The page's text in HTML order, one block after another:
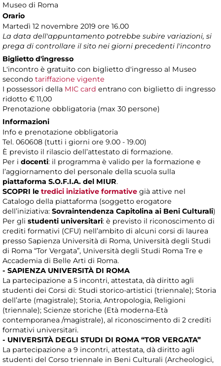
Museo di Roma
Orario
Martedì 12 novembre 2019 ore 16.00
La data dell'appuntamento potrebbe subire variazioni, si
prega di controllare il sito nei giorni precedenti l'incontro
Biglietto d'ingresso
L'incontro è gratuito con biglietto d'ingresso al Museo
secondo tariffazione vigente
I possessori della MIC card entrano con biglietto di ingresso
ridotto € 11,00
Prenotazione obbligatoria (max 30 persone)
Informazioni
Info e prenotazione obbligatoria
Tel. 060608 (tutti i giorni ore 9.00 - 19.00)
È previsto il rilascio dell’attestato di formazione.
Per i docenti: il programma è valido per la formazione e
l’aggiornamento del personale della scuola sulla
piattaforma S.O.F.I.A. del MIUR.
SCOPRI le tredici iniziative formative già attive nel
Catalogo della piattaforma (soggetto erogatore
dell’iniziativa: Sovraintendenza Capitolina ai Beni Culturali)
Per gli studenti universitari: è previsto il riconoscimento di
crediti formativi (CFU) nell’ambito di alcuni corsi di laurea
presso Sapienza Università di Roma, Università degli Studi
di Roma “Tor Vergata”, Università degli Studi Roma Tre e
Accademia di Belle Arti di Roma.
- SAPIENZA UNIVERSITÀ DI ROMA
La partecipazione a 5 incontri, attestata, dà diritto agli
studenti dei Corsi di: Studi storico-artistici (triennale); Storia
dell’arte (magistrale); Storia, Antropologia, Religioni
(triennale); Scienze storiche (Età moderna-Età
contemporanea /magistrale), al riconoscimento di 2 crediti
formativi universitari.
- UNIVERSITÀ DEGLI STUDI DI ROMA “TOR VERGATA”
La partecipazione a 9 incontri, attestata, dà diritto agli
studenti del Corso triennale in Beni Culturali (Archeologici,